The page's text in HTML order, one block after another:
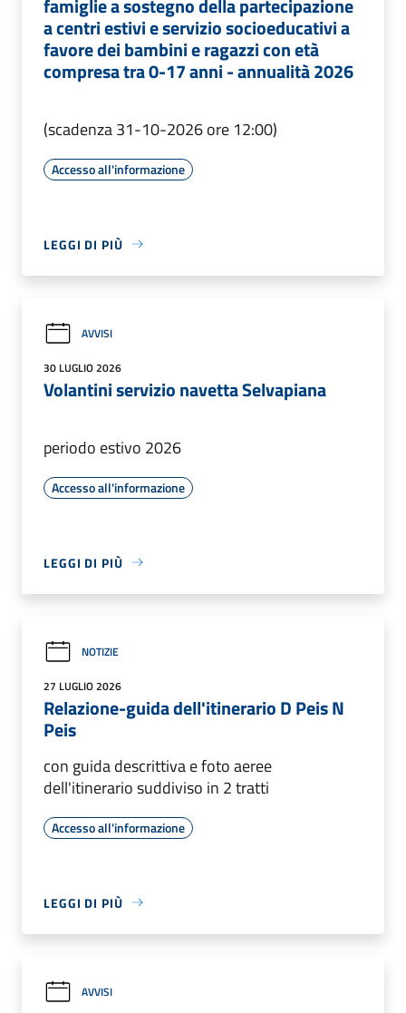
a centri estivi e servizio socioeducativi a
favore dei bambini e ragazzi con età
compresa tra 0-17 anni - annualità 2026
(scadenza 31-10-2026 ore 12:00)
Accesso all'informazione
LEGGI DI PIÙ
AVVISI
30 LUGLIO 2026
Volantini servizio navetta Selvapiana
periodo estivo 2026
Accesso all'informazione
LEGGI DI PIÙ
NOTIZIE
27 LUGLIO 2026
Relazione-guida dell'itinerario D Peis N
Peis
con guida descrittiva e foto aeree
dell'itinerario suddiviso in 2 tratti
Accesso all'informazione
LEGGI DI PIÙ
AVVISI